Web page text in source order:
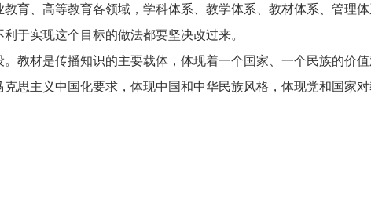
育、高等教育各领域，学科体系、教学体系、教材体系、管理
于实现这个目标的做法都要坚决改过来。
教材是传播知识的主要载体，体现着一个国家、一个民族的价
思主义中国化要求，体现中国和中华民族风格，体现党和国家